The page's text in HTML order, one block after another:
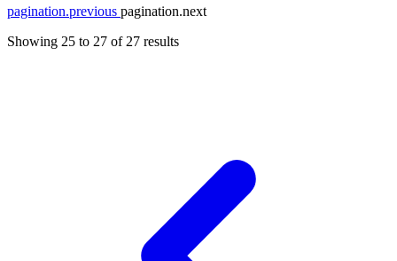
pagination.previous pagination.next
Showing 25 to 27 of 27 results